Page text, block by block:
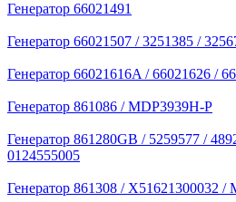
Генератор 66021491
Генератор 66021507 / 3251385 /
Генератор 66021616A / 66021626 /
Генератор 861086 / MDP3939H-P
Генератор 861280GB / 5259577 /
0124555005
Генератор 861308 / X51621300032